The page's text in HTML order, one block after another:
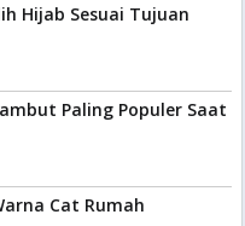
Hijab Sesuai Tujuan
Paling Populer Saat
Cat Rumah